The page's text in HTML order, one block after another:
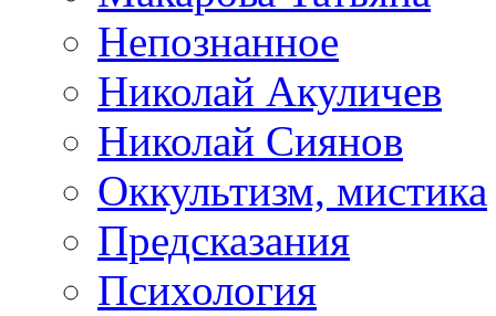
Непознанное
Николай Акуличев
Николай Сиянов
Оккультизм, мистика
Предсказания
Психология